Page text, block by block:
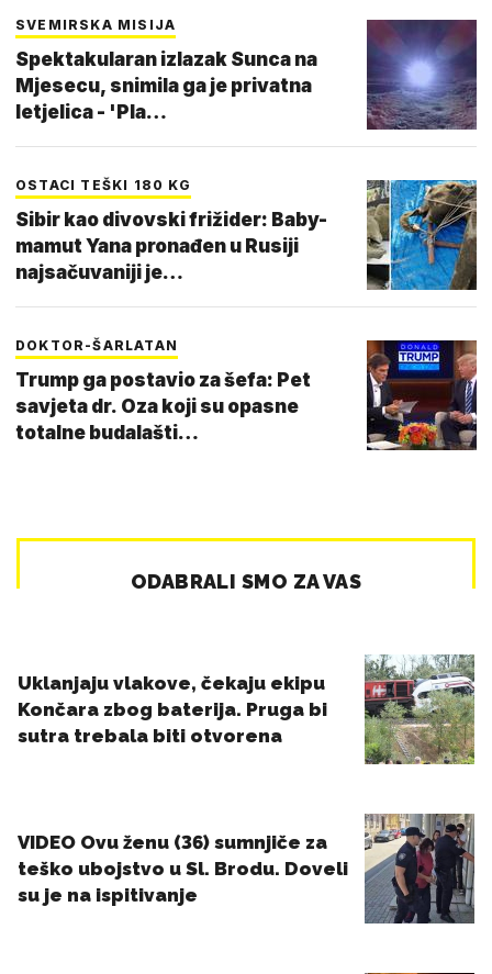
SVEMIRSKA MISIJA
Spektakularan izlazak Sunca na
Mjesecu, snimila ga je privatna
letjelica - 'Pla…
OSTACI TEŠKI 180 KG
Sibir kao divovski frižider: Baby-
mamut Yana pronađen u Rusiji
najsačuvaniji je…
DOKTOR-ŠARLATAN
Trump ga postavio za šefa: Pet
savjeta dr. Oza koji su opasne
totalne budalašti…